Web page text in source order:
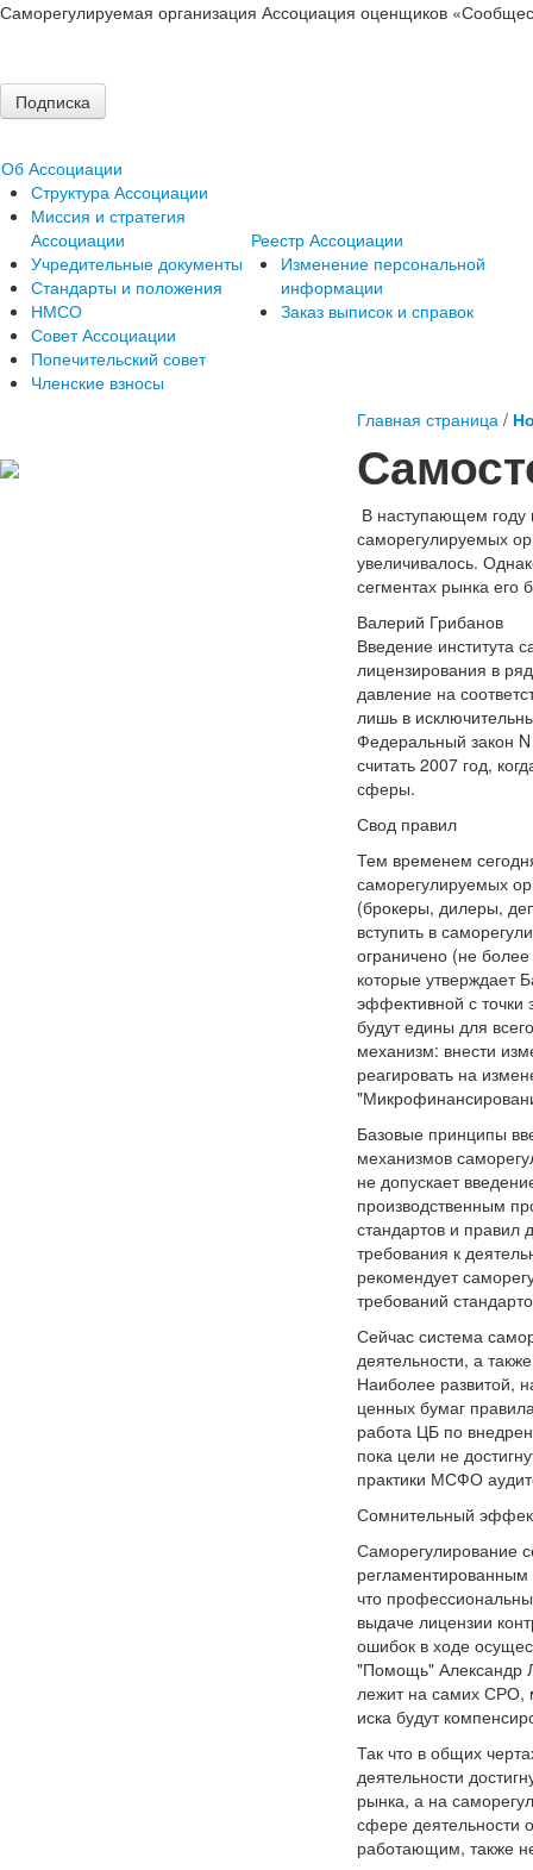
Саморегулируемая организация Ассоциация оценщиков
Подписка
Об Ассоциации
Структура Ассоциации
Миссия и стратегия
Ассоциации
Учредительные документы
Стандарты и положения
НМСО
Совет Ассоциации
Попечительский совет
Членские взносы
Реестр Ассоциации
Изменение персональной
информации
Заказ выписок и справок
Главная страница /
В наступающем году
саморегулируемых
увеличивалось.
сегментах рынка его
Валерий Грибанов
Введение института
лицензирования в
давление на
лишь в
Федеральный закон
считать 2007 год,
сферы.
Свод правил
Тем временем
саморегулируемых
(брокеры, дилеры,
вступить в
ограничено (не
которые утверждает
эффективной с точки
будут едины для
механизм: внести
реагировать на
Базовые принципы
механизмов
не допускает
производственным
стандартов и правил
требования к
рекомендует
требований
Сейчас система
деятельности, а
Наиболее развитой,
ценных бумаг
работа ЦБ по
пока цели не
практики МСФО
Сомнительный
Саморегулирование
что
выдаче лицензии
ошибок в ходе
"Помощь" Александр
лежит на самих СРО,
иска будут
Так что в общих
деятельности
рынка, а на
сфере деятельности
работающим, также